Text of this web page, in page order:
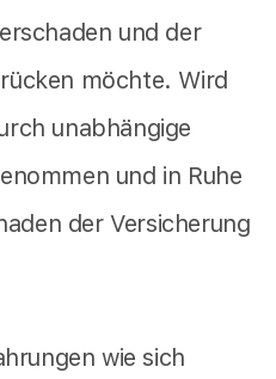
und der
möchte. Wird
unabhängige
und in Ruhe
der Versicherung
wie sich